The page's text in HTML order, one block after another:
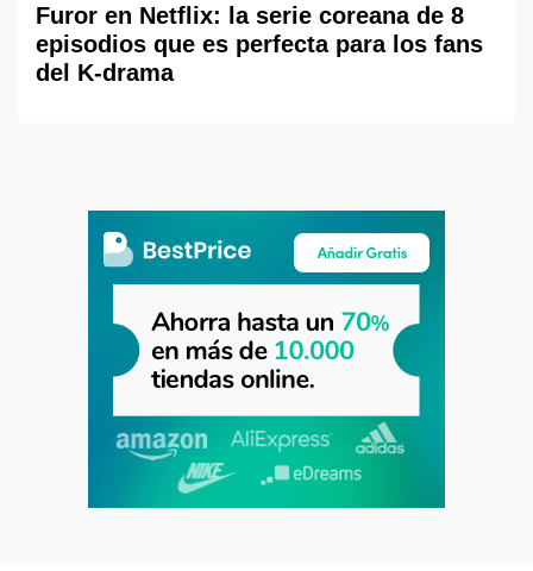
Furor en Netflix: la serie coreana de 8
episodios que es perfecta para los fans
del K-drama